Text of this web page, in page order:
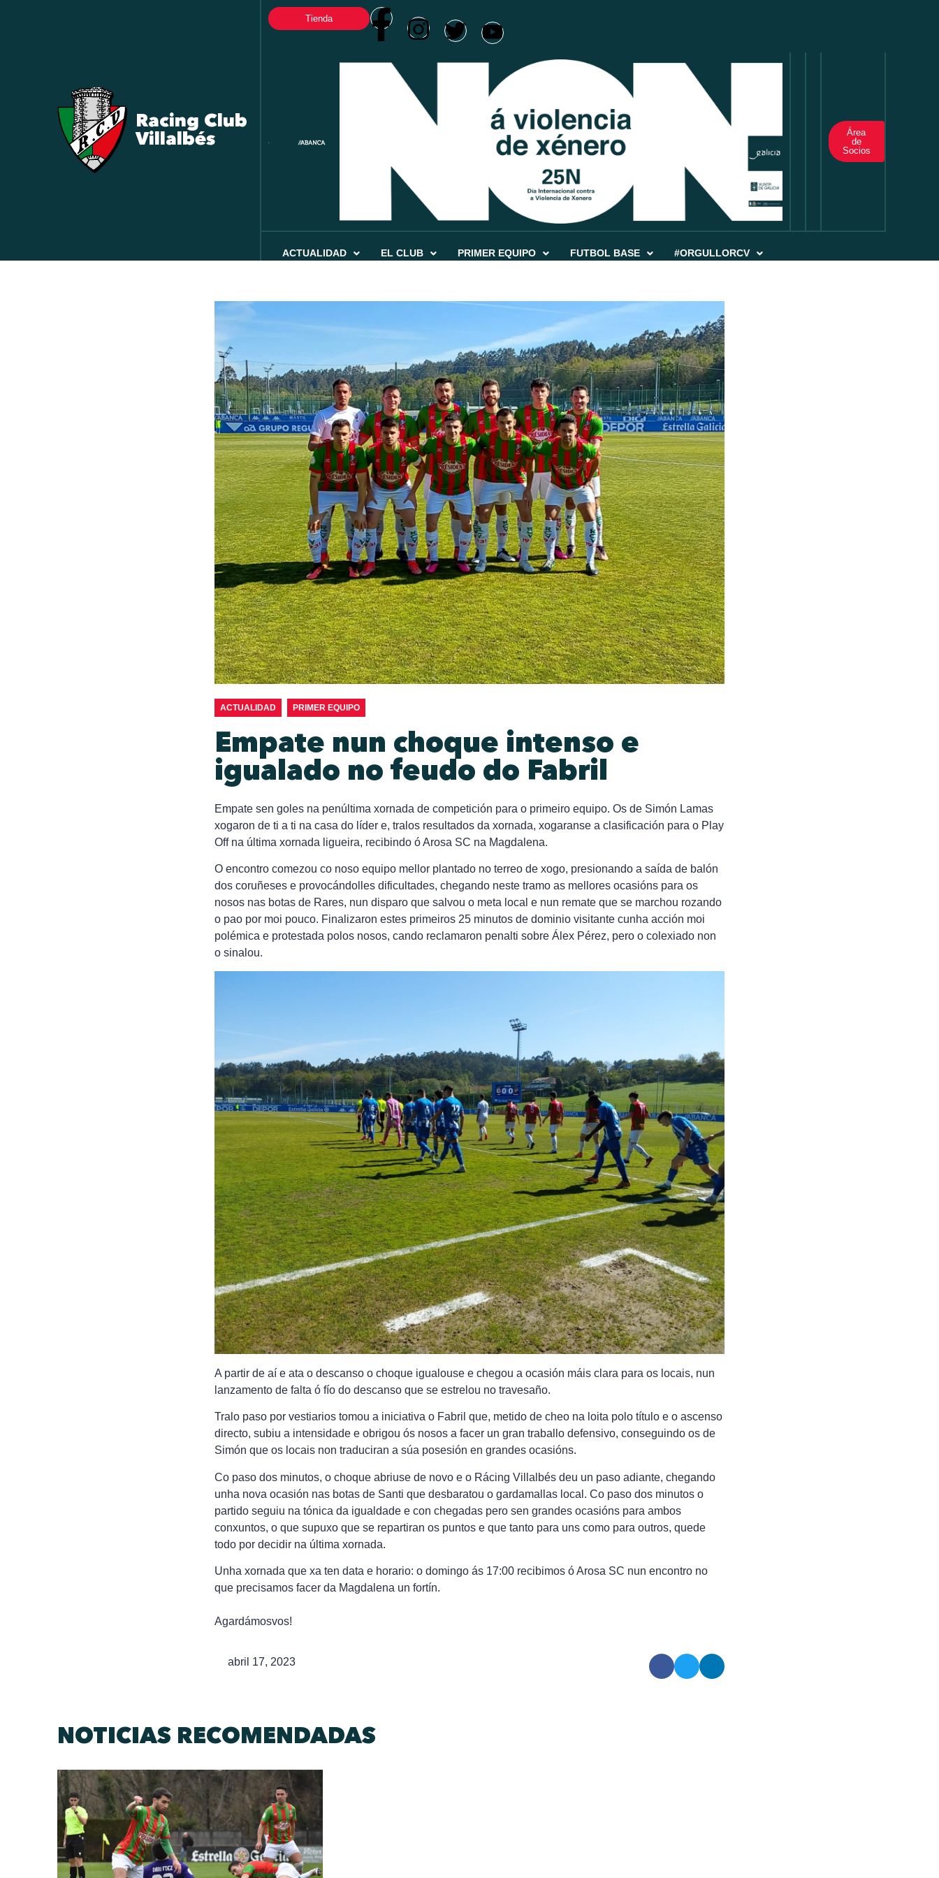
Racing Club
Villalbés
Tienda
Área
de
Socios
ACTUALIDAD EL CLUB PRIMER EQUIPO FUTBOL BASE #ORGULLORCV
ACTUALIDAD PRIMER EQUIPO
Empate nun choque intenso e
igualado no feudo do Fabril
Empate sen goles na penúltima xornada de competición para o primeiro equipo. Os de Simón Lamas
xogaron de ti a ti na casa do líder e, tralos resultados da xornada, xogaranse a clasificación para o Play
Off na última xornada ligueira, recibindo ó Arosa SC na Magdalena.
O encontro comezou co noso equipo mellor plantado no terreo de xogo, presionando a saída de balón
dos coruñeses e provocándolles dificultades, chegando neste tramo as mellores ocasións para os
nosos nas botas de Rares, nun disparo que salvou o meta local e nun remate que se marchou rozando
o pao por moi pouco. Finalizaron estes primeiros 25 minutos de dominio visitante cunha acción moi
polémica e protestada polos nosos, cando reclamaron penalti sobre Álex Pérez, pero o colexiado non
o sinalou.
A partir de aí e ata o descanso o choque igualouse e chegou a ocasión máis clara para os locais, nun
lanzamento de falta ó fío do descanso que se estrelou no travesaño.
Tralo paso por vestiarios tomou a iniciativa o Fabril que, metido de cheo na loita polo título e o ascenso
directo, subiu a intensidade e obrigou ós nosos a facer un gran traballo defensivo, conseguindo os de
Simón que os locais non traduciran a súa posesión en grandes ocasións.
Co paso dos minutos, o choque abriuse de novo e o Rácing Villalbés deu un paso adiante, chegando
unha nova ocasión nas botas de Santi que desbaratou o gardamallas local. Co paso dos minutos o
partido seguiu na tónica da igualdade e con chegadas pero sen grandes ocasións para ambos
conxuntos, o que supuxo que se repartiran os puntos e que tanto para uns como para outros, quede
todo por decidir na última xornada.
Unha xornada que xa ten data e horario: o domingo ás 17:00 recibimos ó Arosa SC nun encontro no
que precisamos facer da Magdalena un fortín.
Agardámosvos!
abril 17, 2023
NOTICIAS RECOMENDADAS